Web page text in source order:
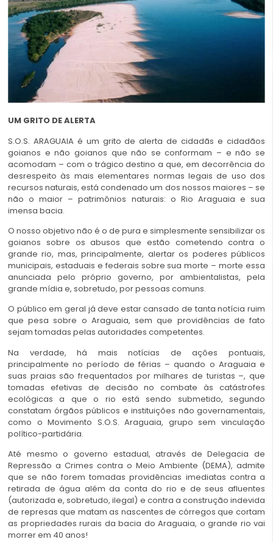
UM GRITO DE ALERTA
S.O.S. ARAGUAIA é um grito de alerta de cidadãs e cidadãos
goianos e não goianos que não se conformam – e não se
acomodam – com o trágico destino a que, em decorrência do
desrespeito às mais elementares normas legais de uso dos
recursos naturais, está condenado um dos nossos maiores – se
não o maior – patrimônios naturais: o Rio Araguaia e sua
imensa bacia.
O nosso objetivo não é o de pura e simplesmente sensibilizar os
goianos sobre os abusos que estão cometendo contra o
grande rio, mas, principalmente, alertar os poderes públicos
municipais, estaduais e federais sobre sua morte – morte essa
anunciada pelo próprio governo, por ambientalistas, pela
grande mídia e, sobretudo, por pessoas comuns.
O público em geral já deve estar cansado de tanta notícia ruim
que pesa sobre o Araguaia, sem que providências de fato
sejam tomadas pelas autoridades competentes.
Na verdade, há mais notícias de ações pontuais,
principalmente no período de férias – quando o Araguaia e
suas praias são frequentados por milhares de turistas –, que
tomadas efetivas de decisão no combate às catástrofes
ecológicas a que o rio está sendo submetido, segundo
constatam órgãos públicos e instituições não governamentais,
como o Movimento S.O.S. Araguaia, grupo sem vinculação
político-partidária.
Até mesmo o governo estadual, através de Delegacia de
Repressão a Crimes contra o Meio Ambiente (DEMA), admite
que se não forem tomadas providências imediatas contra a
retirada de água além da conta do rio e de seus afluentes
(autorizada e, sobretudo, ilegal) e contra a construção indevida
de represas que matam as nascentes de córregos que cortam
as propriedades rurais da bacia do Araguaia, o grande rio vai
morrer em 40 anos!